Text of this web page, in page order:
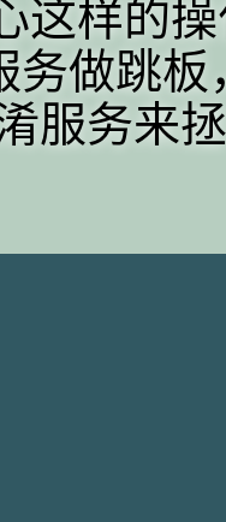
这样的
务做跳板
服务来